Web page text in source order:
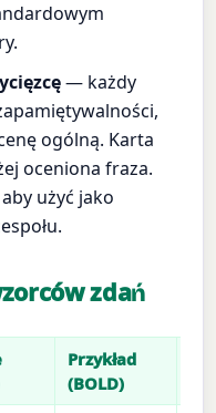
— każdy
ogólną. Karta
oceniona fraza.
użyć jako
zdań
Przykład
(BOLD)